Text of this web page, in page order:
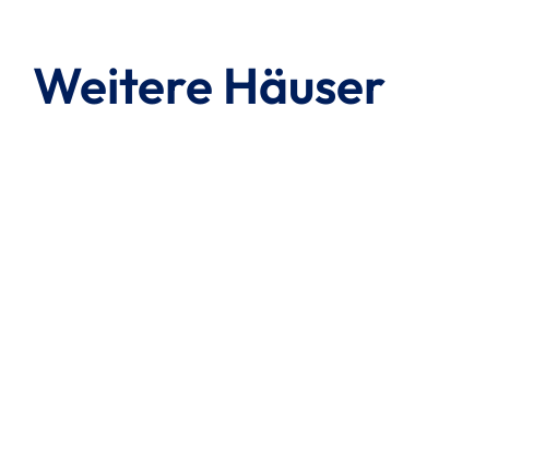
Weitere Häuser